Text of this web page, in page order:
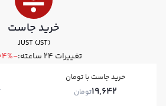
خرید جاست
JUST (JST)
تغییرات ۲۴ ساعته: -0.004%
خرید جاست با تومان
19,642تومان